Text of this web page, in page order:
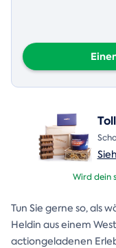
Wird dein
Tun Sie gerne so, als
Heldin aus einem
actiongeladenen